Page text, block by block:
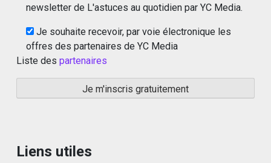
newsletter de L'astuces au quotidien par YC Media.
Je souhaite recevoir, par voie électronique les
offres des partenaires de YC Media
Liste des partenaires
Liens utiles